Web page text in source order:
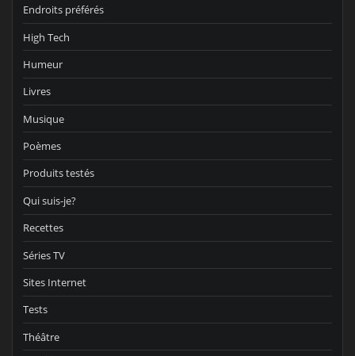
Endroits préférés
High Tech
Humeur
Livres
Musique
Poèmes
Produits testés
Qui suis-je?
Recettes
Séries TV
Sites Internet
Tests
Théâtre